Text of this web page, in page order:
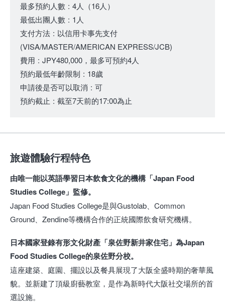
最多預約人數 : 4人 （16人）
最低出團人數 : 1人
支付方法 : 以信用卡事先支付
(VISA/MASTER/AMERICAN EXPRESS/JCB)
費用 : JPY480,000，最多可預約4人
預約最低年齡限制 : 18歲
申請後是否可以取消 : 可
預約截止 : 截至7天前的17:00為止
旅遊體驗行程特色
由唯一能以英語學習日本飲食文化的機構「Japan Food
Studies College」監修。
Japan Food Studies College是與Gustolab、Common
Ground、Zendine等機構合作的正統國際飲食研究機構。
日本國家登錄有形文化財產「泉佐野新井家住宅」為Japan
Food Studies College的泉佐野分校。
這座建築、庭園、擺設以及餐具展現了大阪全盛時期的奢華風
貌。並新建了頂級廚藝教室，是作為新時代大阪社交場所的首
選設施。